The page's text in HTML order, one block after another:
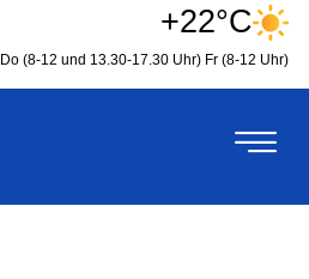
+22°C
Do (8-12 und 13.30-17.30 Uhr) Fr (8-12 Uhr)